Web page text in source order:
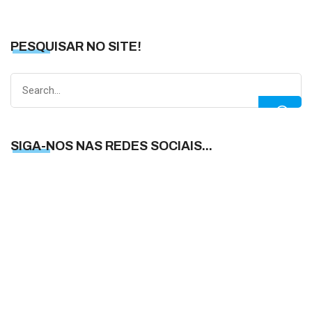
PESQUISAR NO SITE!
SIGA-NOS NAS REDES SOCIAIS...